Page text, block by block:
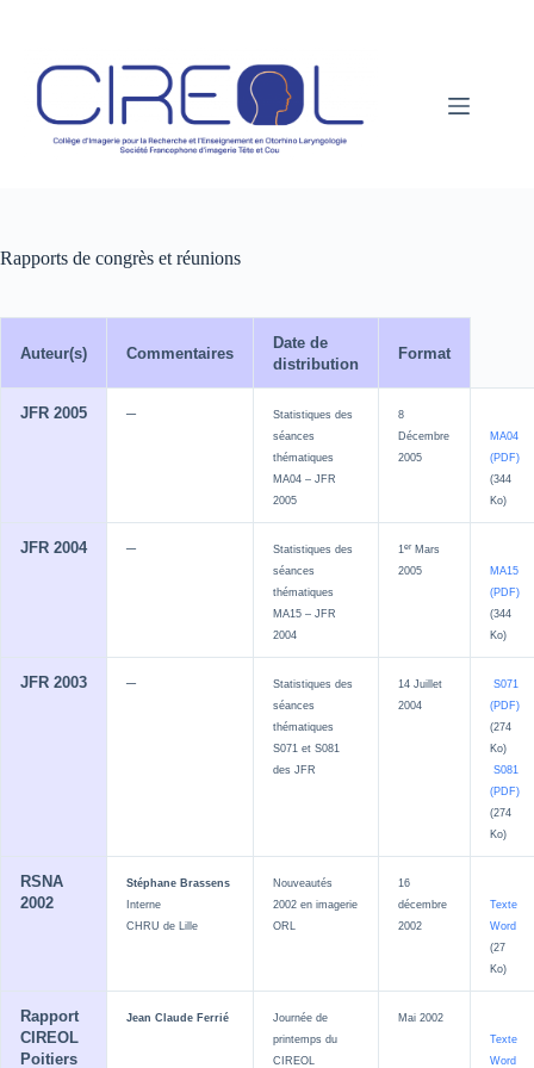
Rapports de congrès et réunions
Auteur(s) Commentaires
Date de
distribution
Format
JFR 2005 –
Statistiques des
séances
thématiques
MA04 – JFR
2005
8
Décembre
2005
MA04
(PDF)
(344
Ko)
JFR 2004 –
Statistiques des
séances
thématiques
MA15 – JFR
2004
1erMars
2005
MA15
(PDF)
(344
Ko)
JFR 2003 –
Statistiques des
séances
thématiques
S071 et S081
des JFR
14 Juillet
2004
S071
(PDF)
(274
Ko)
S081
(PDF)
(274
Ko)
RSNA
2002
Stéphane Brassens
Interne
CHRU de Lille
Nouveautés
2002 en imagerie
ORL
16
décembre
2002
Texte
Word
(27
Ko)
Rapport
CIREOL
Poitiers
Jean Claude Ferrié
Journée de
printemps du
CIREOL
Mai 2002
Texte
Word